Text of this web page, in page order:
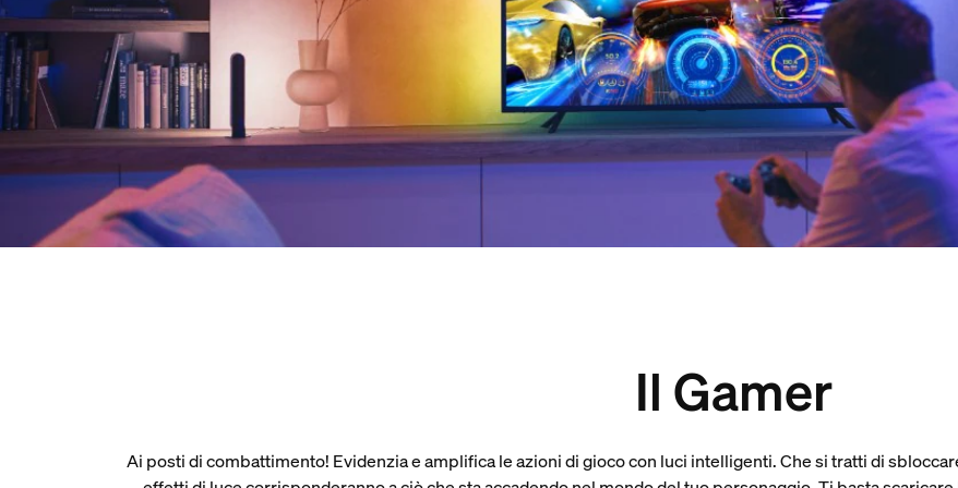
Il Gamer
Ai posti di combattimento! Evidenzia e amplifica le azioni di gioco con luci intelligenti. Che si tratti di